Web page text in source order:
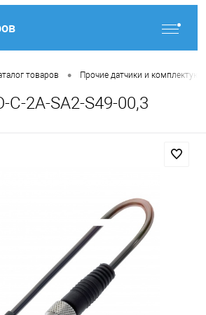
товаров • Прочие датчики и
C-2A-SA2-S49-00,3